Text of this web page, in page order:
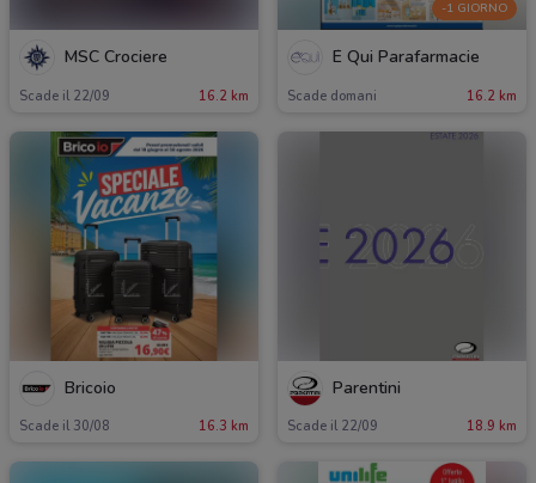
MSC Crociere
Scade il 22/09 16.2 km
-1 GIORNO
É Qui Parafarmacie
Scade domani 16.2 km
Bricoio
Scade il 30/08 16.3 km
Parentini
Scade il 22/09 18.9 km